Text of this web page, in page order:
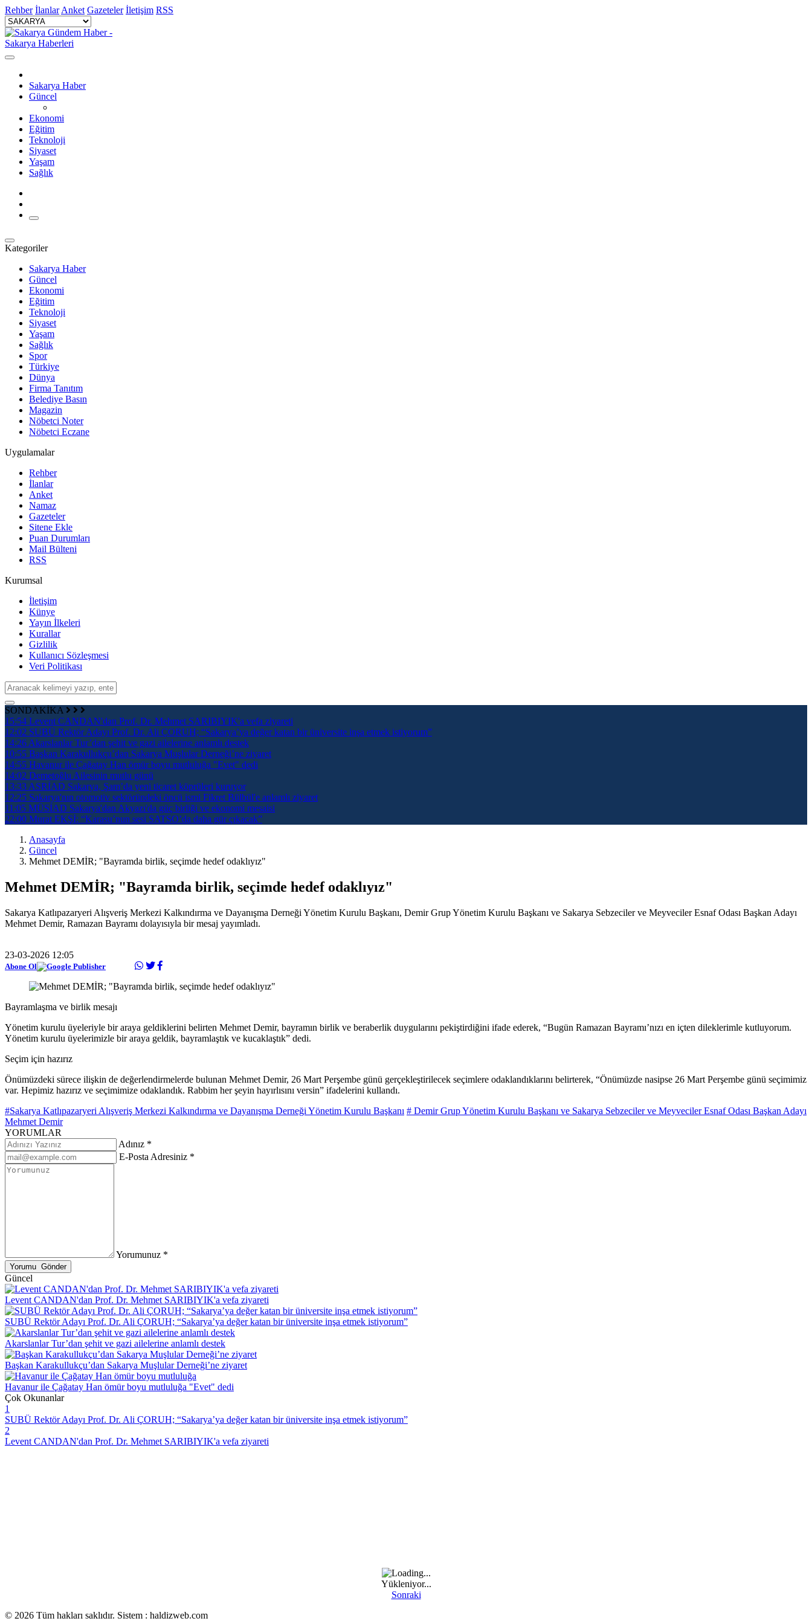
Rehber İlanlar Anket Gazeteler İletişim RSS
Sakarya Haber
Güncel
Ekonomi
Eğitim
Teknoloji
Siyaset
Yaşam
Sağlık
Kategoriler
Sakarya Haber
Güncel
Ekonomi
Eğitim
Teknoloji
Siyaset
Yaşam
Sağlık
Spor
Türkiye
Dünya
Firma Tanıtım
Belediye Basın
Magazin
Nöbetci Noter
Nöbetci Eczane
Uygulamalar
Rehber
İlanlar
Anket
Namaz
Gazeteler
Sitene Ekle
Puan Durumları
Mail Bülteni
RSS
Kurumsal
İletişim
Künye
Yayın İlkeleri
Kurallar
Gizlilik
Kullanıcı Sözleşmesi
Veri Politikası
SONDAKİKA
15:54 Levent CANDAN'dan Prof. Dr. Mehmet SARIBIYIK'a vefa ziyareti
12:02 SUBÜ Rektör Adayı Prof. Dr. Ali ÇORUH; “Sakarya’ya değer katan bir üniversite inşa etmek istiyorum”
14:26 Akarslanlar Tur’dan şehit ve gazi ailelerine anlamlı destek
10:55 Başkan Karakullukçu’dan Sakarya Muşlular Derneği’ne ziyaret
14:55 Havanur ile Çağatay Han ömür boyu mutluluğa "Evet" dedi
14:02 Demetoğlu Ailesinin mutlu günü
13:33 ASRİAD Sakarya, Şam’da yeni ticaret köprüleri kuruyor
12:25 Sakarya'nın otomotiv sektöründeki öncü ismi Fikret Bülbül'e anlamlı ziyaret
11:05 MÜSİAD Sakarya'dan Akyazı'da güç birliği ve ekonomi mesaisi
22:00 Murat EKŞİ: “Karasu’nun sesi SATSO’da daha gür çıkacak”
Anasayfa
Güncel
Mehmet DEMİR; "Bayramda birlik, seçimde hedef odaklıyız"
Mehmet DEMİR; "Bayramda birlik, seçimde hedef odaklıyız"
Sakarya Katlıpazaryeri Alışveriş Merkezi Kalkındırma ve Dayanışma Derneği Yönetim Kurulu Başkanı, Demir Grup Yönetim Kurulu Başkanı ve Sakarya Sebzeciler ve Meyveciler Esnaf Odası Başkan Adayı
Mehmet Demir, Ramazan Bayramı dolayısıyla bir mesaj yayımladı.
23-03-2026 12:05
Abone Ol
Bayramlaşma ve birlik mesajı
Yönetim kurulu üyeleriyle bir araya geldiklerini belirten Mehmet Demir, bayramın birlik ve beraberlik duygularını pekiştirdiğini ifade ederek, “Bugün Ramazan Bayramı’nızı en içten dileklerimle kutluyorum.
Yönetim kurulu üyelerimizle bir araya geldik, bayramlaştık ve kucaklaştık” dedi.
Seçim için hazırız
Önümüzdeki sürece ilişkin de değerlendirmelerde bulunan Mehmet Demir, 26 Mart Perşembe günü gerçekleştirilecek seçimlere odaklandıklarını belirterek, “Önümüzde nasipse 26 Mart Perşembe günü seçimimiz
var. Hepimiz hazırız ve seçimimize odaklandık. Rabbim her şeyin hayırlısını versin” ifadelerini kullandı.
#Sakarya Katlıpazaryeri Alışveriş Merkezi Kalkındırma ve Dayanışma Derneği Yönetim Kurulu Başkanı # Demir Grup Yönetim Kurulu Başkanı ve Sakarya Sebzeciler ve Meyveciler Esnaf Odası Başkan Adayı
Mehmet Demir
YORUMLAR
Adınız *
E-Posta Adresiniz *
Yorumunuz *
Güncel
Levent CANDAN'dan Prof. Dr. Mehmet SARIBIYIK'a vefa ziyareti
SUBÜ Rektör Adayı Prof. Dr. Ali ÇORUH; “Sakarya’ya değer katan bir üniversite inşa etmek istiyorum”
Akarslanlar Tur’dan şehit ve gazi ailelerine anlamlı destek
Başkan Karakullukçu’dan Sakarya Muşlular Derneği’ne ziyaret
Havanur ile Çağatay Han ömür boyu mutluluğa "Evet" dedi
Çok Okunanlar
1
SUBÜ Rektör Adayı Prof. Dr. Ali ÇORUH; “Sakarya’ya değer katan bir üniversite inşa etmek istiyorum”
2
Levent CANDAN'dan Prof. Dr. Mehmet SARIBIYIK'a vefa ziyareti
Yükleniyor...
Sonraki
© 2026 Tüm hakları saklıdır. Sistem : haldizweb.com